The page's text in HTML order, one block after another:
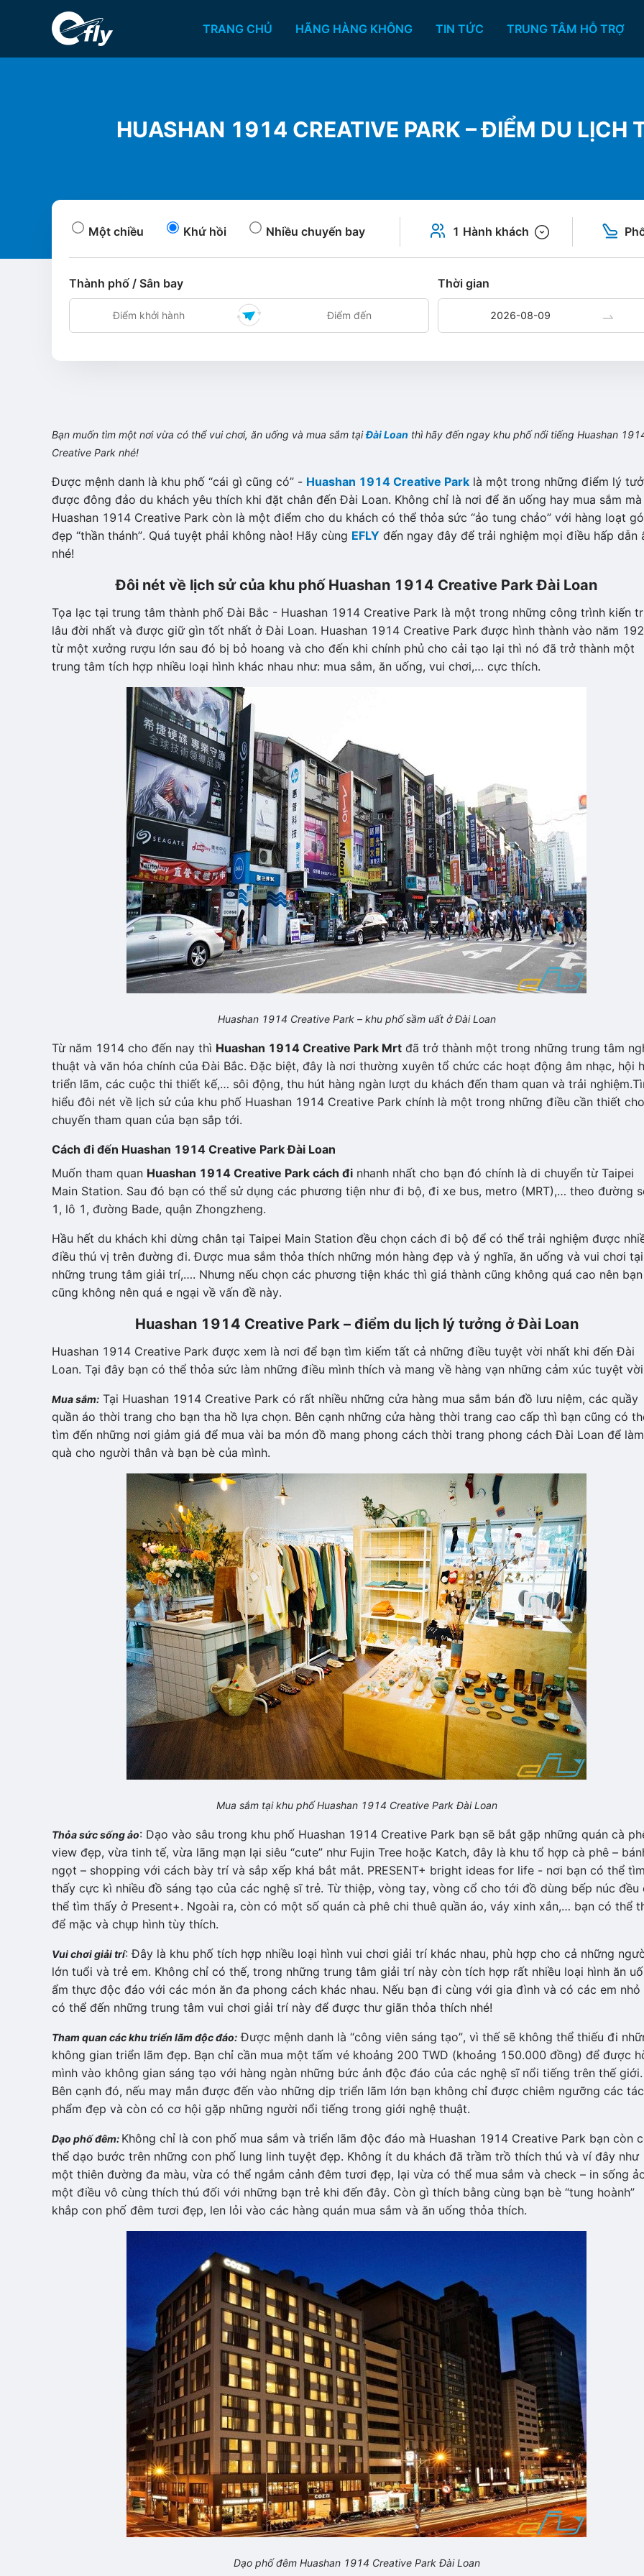
TRANG CHỦ HÃNG HÀNG KHÔNG TIN TỨC TRUNG TÂM HỖ TRỢ
HUASHAN 1914 CREATIVE PARK – ĐIỂM DU LỊCH
Một chiều Khứ hồi Nhiều chuyến bay 1 Hành khách
Thành phố / Sân bay Thời gian
Bạn muốn tìm một nơi vừa có thể vui chơi, ăn uống và mua sắm tạiĐài Loan thì hãy đến ngay khu phố nổi tiếng Huashan
Creative Park nhé!
Được mệnh danh là khu phố “cái gì cũng có” - Huashan 1914 Creative Park là một trong những điểm lý
được đông đảo du khách yêu thích khi đặt chân đến Đài Loan. Không chỉ là nơi để ăn uống hay mua sắm mà
Huashan 1914 Creative Park còn là một điểm cho du khách có thể thỏa sức “ảo tung chảo” với hàng loạt
đẹp “thần thánh”. Quá tuyệt phải không nào! Hãy cùng EFLY đến ngay đây để trải nghiệm mọi điều hấp dẫn
nhé!
Đôi nét về lịch sử của khu phố Huashan 1914 Creative ParkĐài Loan
Tọa lạc tại trung tâm thành phố Đài Bắc - Huashan 1914 Creative Park là một trong những công trình kiến
lâu đời nhất và được giữ gìn tốt nhất ở Đài Loan. Huashan 1914 Creative Park được hình thành vào năm
từ một xưởng rượu lớn sau đó bị bỏ hoang và cho đến khi chính phủ cho cải tạo lại thì nó đã trở thành một
trung tâm tích hợp nhiều loại hình khác nhau như: mua sắm, ăn uống, vui chơi,… cực thích.
Huashan 1914 Creative Park– khu phố sầm uất ở Đài Loan
Từ năm 1914 cho đến nay thì Huashan 1914 Creative Park Mrt đã trở thành một trong những trung tâm
thuật và văn hóa chính của Đài Bắc. Đặc biệt, đây là nơi thường xuyên tổ chức các hoạt động âm nhạc, hội
triển lãm, các cuộc thi thiết kế,… sôi động, thu hút hàng ngàn lượt du khách đến tham quan và trải
hiểu đôi nét về lịch sử của khu phố Huashan 1914 Creative Park chính là một trong những điều cần thiết cho
chuyến tham quan của bạn sắp tới.
Cách đi đến Huashan 1914 Creative ParkĐài Loan
Muốn tham quan Huashan 1914 Creative Park cách đi nhanh nhất cho bạn đó chính là di chuyển từ Taipei
Main Station. Sau đó bạn có thể sử dụng các phương tiện như đi bộ, đi xe bus, metro (MRT),… theo đường
1, lô 1, đường Bade, quận Zhongzheng.
Hầu hết du khách khi dừng chân tại Taipei Main Station đều chọn cách đi bộ để có thể trải nghiệm được
điều thú vị trên đường đi. Được mua sắm thỏa thích những món hàng đẹp và ý nghĩa, ăn uống và vui chơi tại
những trung tâm giải trí,…. Nhưng nếu chọn các phương tiện khác thì giá thành cũng không quá cao nên bạn
cũng không nên quá e ngại về vấn đề này.
Huashan 1914 Creative Park– điểm du lịch lý tưởng ở Đài Loan
Huashan 1914 Creative Park được xem là nơi để bạn tìm kiếm tất cả những điều tuyệt vời nhất khi đến Đài
Loan. Tại đây bạn có thể thỏa sức làm những điều mình thích và mang về hàng vạn những cảm xúc tuyệt
Mua sắm: Tại Huashan 1914 Creative Park có rất nhiều những cửa hàng mua sắm bán đồ lưu niệm, các quầy
quần áo thời trang cho bạn tha hồ lựa chọn. Bên cạnh những cửa hàng thời trang cao cấp thì bạn cũng có
tìm đến những nơi giảm giá để mua vài ba món đồ mang phong cách thời trang phong cách Đài Loan để làm
quà cho người thân và bạn bè của mình.
Mua sắm tại khu phốHuashan 1914 Creative Park ĐàiL oan
Thỏa sức sống ảo: Dạo vào sâu trong khu phố Huashan 1914 Creative Park bạn sẽ bắt gặp những quán cà
view đẹp, vừa tinh tế, vừa lãng mạn lại siêu “cute” như Fujin Tree hoặc Katch, đây là khu tổ hợp cà phê –
ngọt – shopping với cách bày trí và sắp xếp khá bắt mắt. PRESENT+ bright ideas for life - nơi bạn có thể
thấy cực kì nhiều đồ sáng tạo của các nghệ sĩ trẻ. Từ thiệp, vòng tay, vòng cổ cho tới đồ dùng bếp núc đều
thể tìm thấy ở Present+. Ngoài ra, còn có một số quán cà phê chi thuê quần áo, váy xinh xắn,… bạn có thể
để mặc và chụp hình tùy thích.
Vui chơi giải trí: Đây là khu phố tích hợp nhiều loại hình vui chơi giải trí khác nhau, phù hợp cho cả những
lớn tuổi và trẻ em. Không chỉ có thế, trong những trung tâm giải trí này còn tích hợp rất nhiều loại hình ăn
ẩm thực độc đáo với các món ăn đa phong cách khác nhau. Nếu bạn đi cùng với gia đình và có các em nhỏ
có thể đến những trung tâm vui chơi giải trí này để được thư giãn thỏa thích nhé!
Tham quan các khu triển lãm độc đáo: Được mệnh danh là “công viên sáng tạo”, vì thế sẽ không thể thiếu đi
không gian triển lãm đẹp. Bạn chỉ cần mua một tấm vé khoảng 200 TWD (khoảng 150.000 đồng) để được
mình vào không gian sáng tạo với hàng ngàn những bức ảnh độc đáo của các nghệ sĩ nổi tiếng trên thế giới.
Bên cạnh đó, nếu may mắn được đến vào những dịp triển lãm lớn bạn không chỉ được chiêm ngưỡng các tác
phẩm đẹp và còn có cơ hội gặp những người nổi tiếng trong giới nghệ thuật.
Dạo phố đêm: Không chỉ là con phố mua sắm và triển lãm độc đáo mà Huashan 1914 Creative Park bạn còn
thể dạo bước trên những con phố lung linh tuyệt đẹp. Không ít du khách đã trầm trồ thích thú và ví đây như
một thiên đường đa màu, vừa có thể ngắm cảnh đêm tươi đẹp, lại vừa có thể mua sắm và check – in sống
một điều vô cùng thích thú đối với những bạn trẻ khi đến đây. Còn gì thích bằng cùng bạn bè “tung hoành”
khắp con phố đêm tươi đẹp, len lỏi vào các hàng quán mua sắm và ăn uống thỏa thích.
Dạo phố đêm Huashan 1914 Creative Park ĐàiL oan